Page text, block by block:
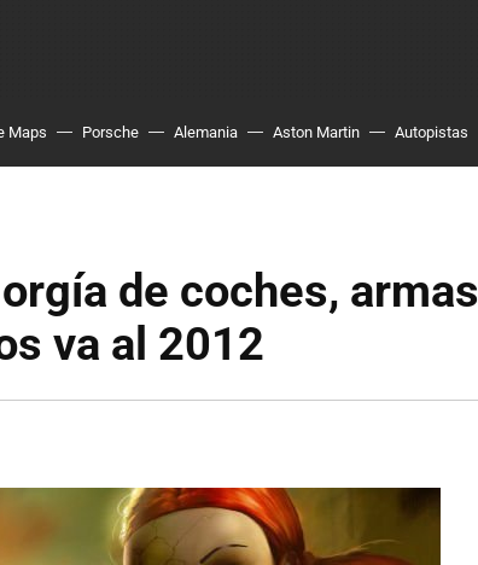
Maps Porsche Alemania Aston Martin Autopistas
de coches, armas
va al 2012